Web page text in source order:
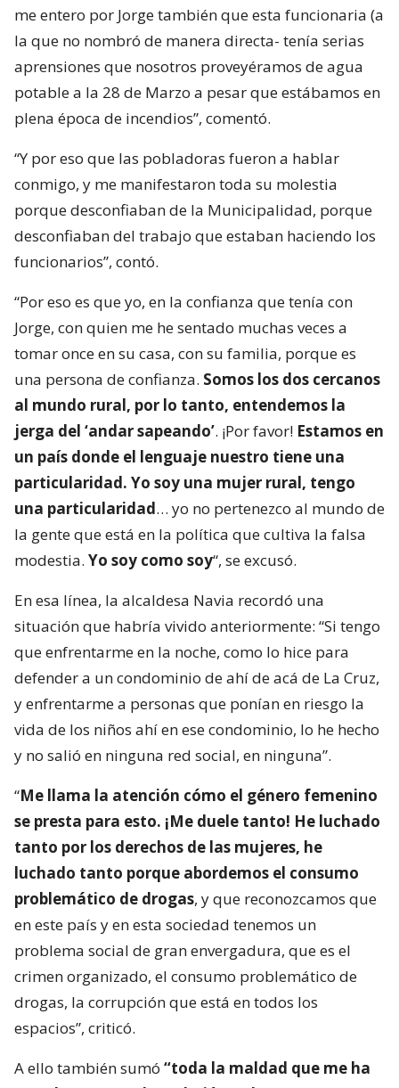
me entero por Jorge también que esta funcionaria (a
la que no nombró de manera directa- tenía serias
aprensiones que nosotros proveyéramos de agua
potable a la 28 de Marzo a pesar que estábamos en
plena época de incendios”, comentó.
“Y por eso que las pobladoras fueron a hablar
conmigo, y me manifestaron toda su molestia
porque desconfiaban de la Municipalidad, porque
desconfiaban del trabajo que estaban haciendo los
funcionarios”, contó.
“Por eso es que yo, en la confianza que tenía con
Jorge, con quien me he sentado muchas veces a
tomar once en su casa, con su familia, porque es
una persona de confianza. Somos los dos cercanos
al mundo rural, por lo tanto, entendemos la
jerga del ‘andar sapeando’. ¡Por favor! Estamos en
un país donde el lenguaje nuestro tiene una
particularidad. Yo soy una mujer rural, tengo
una particularidad… yo no pertenezco al mundo de
la gente que está en la política que cultiva la falsa
modestia. Yo soy como soy“, se excusó.
En esa línea, la alcaldesa Navia recordó una
situación que habría vivido anteriormente: “Si tengo
que enfrentarme en la noche, como lo hice para
defender a un condominio de ahí de acá de La Cruz,
y enfrentarme a personas que ponían en riesgo la
vida de los niños ahí en ese condominio, lo he hecho
y no salió en ninguna red social, en ninguna”.
“Me llama la atención cómo el género femenino
se presta para esto. ¡Me duele tanto! He luchado
tanto por los derechos de las mujeres, he
luchado tanto porque abordemos el consumo
problemático de drogas, y que reconozcamos que
en este país y en esta sociedad tenemos un
problema social de gran envergadura, que es el
crimen organizado, el consumo problemático de
drogas, la corrupción que está en todos los
espacios”, criticó.
A ello también sumó “toda la maldad que me ha